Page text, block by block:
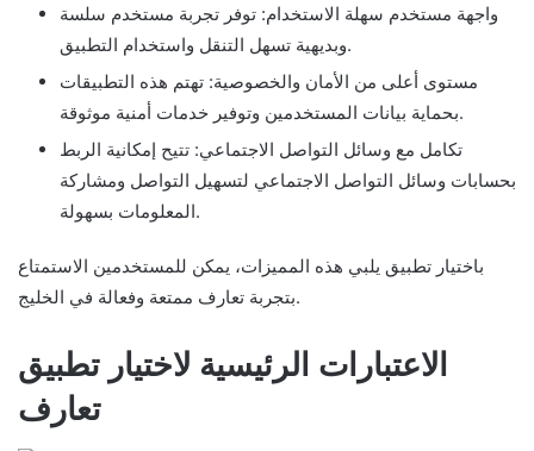
واجهة مستخدم سهلة الاستخدام: توفر تجربة مستخدم سلسة
وبديهية تسهل التنقل واستخدام التطبيق.
مستوى أعلى من الأمان والخصوصية: تهتم هذه التطبيقات
بحماية بيانات المستخدمين وتوفير خدمات أمنية موثوقة.
تكامل مع وسائل التواصل الاجتماعي: تتيح إمكانية الربط
بحسابات وسائل التواصل الاجتماعي لتسهيل التواصل ومشاركة
المعلومات بسهولة.
باختيار تطبيق يلبي هذه المميزات، يمكن للمستخدمين الاستمتاع
بتجربة تعارف ممتعة وفعالة في الخليج.
الاعتبارات الرئيسية لاختيار تطبيق
تعارف